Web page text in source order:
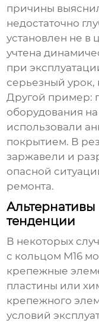
причины
недостаточно
установлен не в
учтена
при
серьезный
Другой пример:
оборудования
использовали
покрытием. В
заржавели и
опасной
ремонта.
тенденции
В некоторых
с кольцом М16
крепежные
пластины или
крепежного
условий